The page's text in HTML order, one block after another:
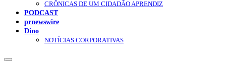
CRÔNICAS DE UM CIDADÃO APRENDIZ
PODCAST
prnewswire
Dino
NOTÍCIAS CORPORATIVAS